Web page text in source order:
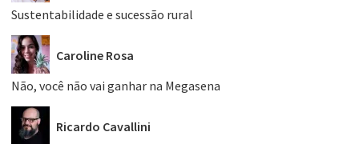
Sustentabilidade e sucessão rural
Caroline Rosa
Não, você não vai ganhar na Megasena
Ricardo Cavallini